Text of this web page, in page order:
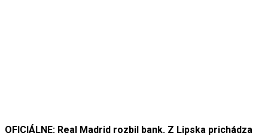
OFICIÁLNE: Real Madrid rozbil bank. Z Lipska prichádza